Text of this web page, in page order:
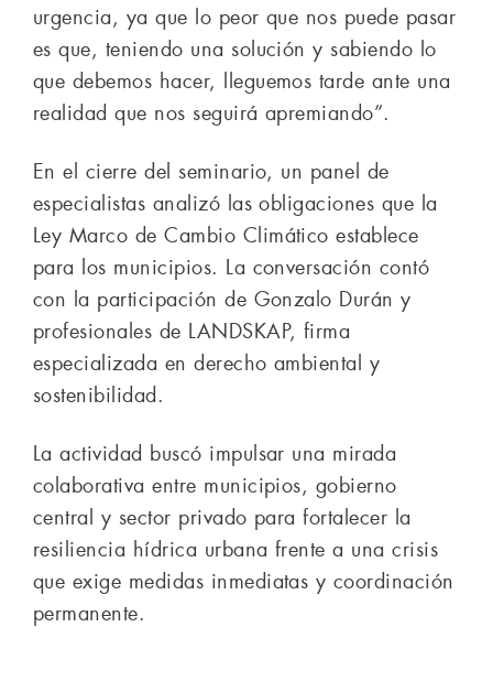
urgencia, ya que lo peor que nos puede pasar
es que, teniendo una solución y sabiendo lo
que debemos hacer, lleguemos tarde ante una
realidad que nos seguirá apremiando”.
En el cierre del seminario, un panel de
especialistas analizó las obligaciones que la
Ley Marco de Cambio Climático establece
para los municipios. La conversación contó
con la participación de Gonzalo Durán y
profesionales de LANDSKAP, firma
especializada en derecho ambiental y
sostenibilidad.
La actividad buscó impulsar una mirada
colaborativa entre municipios, gobierno
central y sector privado para fortalecer la
resiliencia hídrica urbana frente a una crisis
que exige medidas inmediatas y coordinación
permanente.